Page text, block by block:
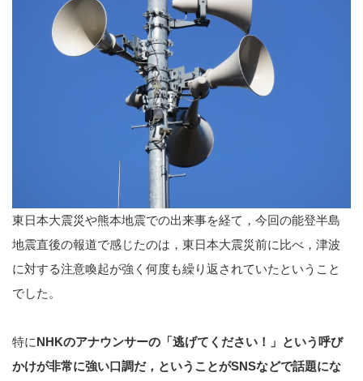
東日本大震災や熊本地震での出来事を経て，今回の能登半島
地震直後の報道で感じたのは，東日本大震災前に比べ，津波
に対する注意喚起が強く何度も繰り返されていたということ
でした。
特にNHKのアナウンサーの「逃げてください！」という呼び
かけが非常に強い口調だ，ということがSNSなどで話題にな